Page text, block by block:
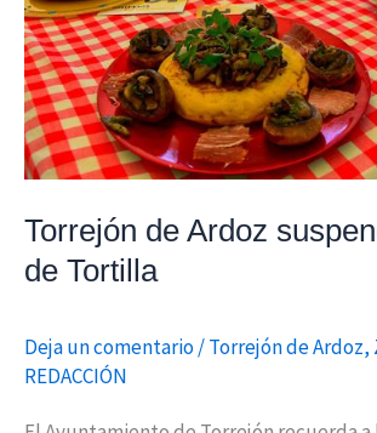
Torrejón de Ardoz
de Tortilla
Deja un comentario/Torrejón de Ardoz,
REDACCIÓN
suspende
el
Día
de
Tortilla